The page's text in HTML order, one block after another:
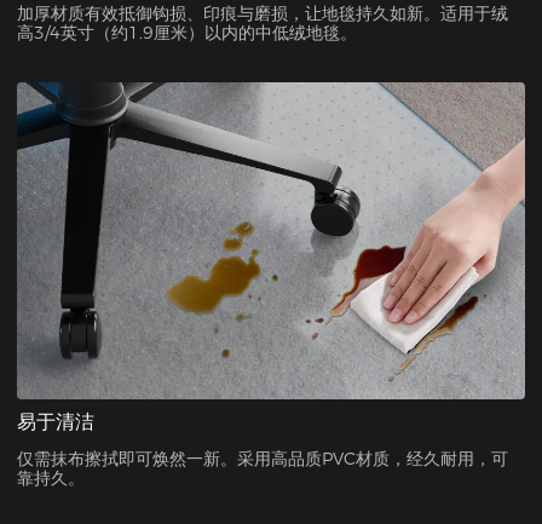
加厚材质有效抵御钩损、印痕与磨损，让地毯持久如新。适用于绒
高3/4英寸（约1.9厘米）以内的中低绒地毯。
易于清洁
仅需抹布擦拭即可焕然一新。采用高品质PVC材质，经久耐用，可
靠持久。